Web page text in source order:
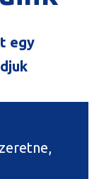
egy